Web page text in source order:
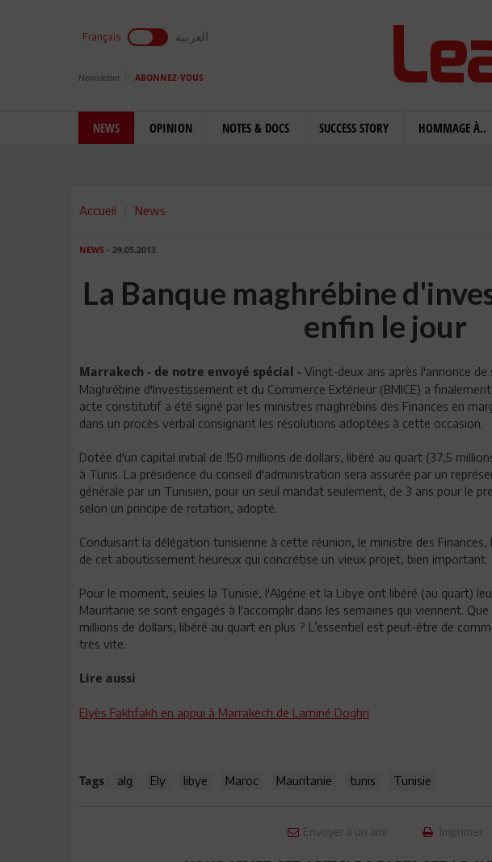
Français العربية
Newsletter ABONNEZ-VOUS
NEWS OPINION NOTES & DOCS SUCCESS STORY HOMMAGE À..
Accueil News
NEWS - 29.05.2013
La Banque maghrébine
enfin le jour
Marrakech - de notre envoyé spécial - Vingt-deux ans après l'annonce de
Maghrébine d'Investissement et du Commerce Extérieur (BMICE) a
acte constitutif a été signé par les ministres maghrébins des Finances en
dans un procès verbal consignant les résolutions adoptées à cette occasion.
Dotée d'un capital initial de 150 millions de dollars, libéré au quart (37,5
à Tunis. La présidence du conseil d'administration sera assurée par un
générale par un Tunisien, pour un seul mandat seulement, de 3 ans pour le
selon un principe de rotation, adopté.
Conduisant la délégation tunisienne à cette réunion, le ministre des
de cet aboutissement heureux qui concrétise un vieux projet, bien important.
Pour le moment, seules la Tunisie, l'Algérie et la Libye ont libéré (au quart)
Mauritanie se sont engagés à l'accomplir dans les semaines qui viennent.
millions de dollars, libéré au quart en plus ? L’essentiel est peut-être de
très vite.
Lire aussi
Elyès Fakhfakh en appui à Marrakech de Laminé Doghri
Tags : alg Ely libye Maroc Mauritanie tunis Tunisie
Envoyer à un ami Imprimer